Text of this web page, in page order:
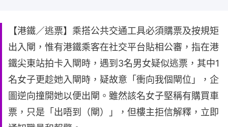
【港鐵／逃票】乘搭公共交通工具必須購票及按規矩
出入閘，惟有港鐵乘客在社交平台貼相公審，指在港
鐵尖東站拍卡入閘時，遇到3名男女疑似逃票，其中1
名女子更趁她入閘時，疑故意「衝向我個閘位」，企
圖逆向撞開她以便出閘。雖然該名女子堅稱有購買車
票，只是「出唔到（閘）」，但樓主拒信解釋，立即